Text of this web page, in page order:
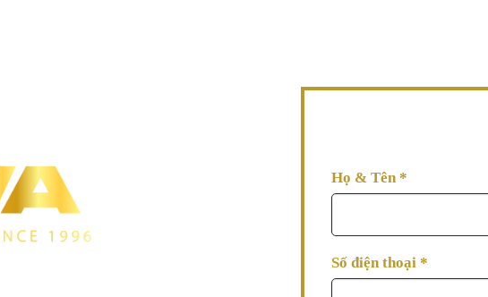
Họ & Tên*
Số điện thoại *